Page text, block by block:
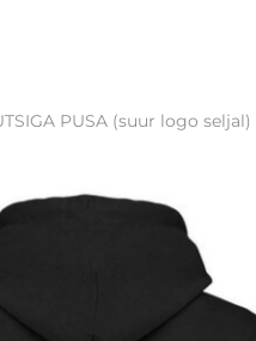
PUSA (suur logo seljal)